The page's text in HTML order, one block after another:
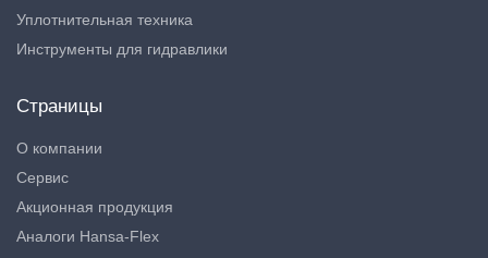
Уплотнительная техника
Инструменты для гидравлики
Страницы
О компании
Сервис
Акционная продукция
Аналоги Hansa-Flex